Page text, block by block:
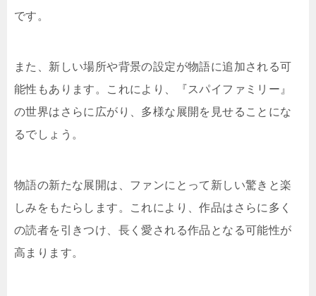
です。
また、新しい場所や背景の設定が物語に追加される可
能性もあります。これにより、『スパイファミリー』
の世界はさらに広がり、多様な展開を見せることにな
るでしょう。
物語の新たな展開は、ファンにとって新しい驚きと楽
しみをもたらします。これにより、作品はさらに多く
の読者を引きつけ、長く愛される作品となる可能性が
高まります。